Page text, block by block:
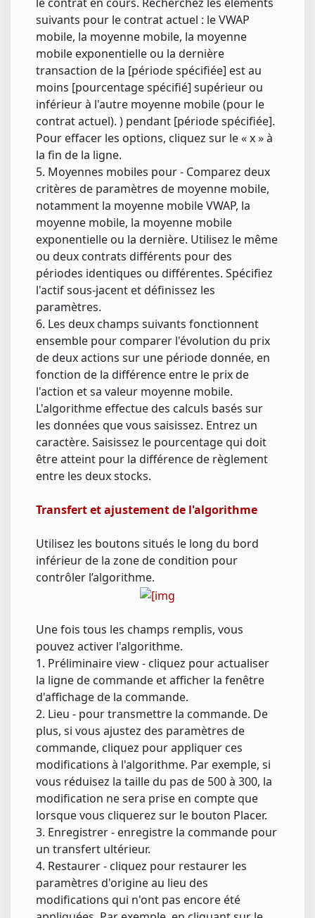
suivants pour le contrat actuel : le VWAP
mobile, la moyenne mobile, la moyenne
mobile exponentielle ou la dernière
transaction de la [période spécifiée] est au
moins [pourcentage spécifié] supérieur ou
inférieur à l'autre moyenne mobile (pour le
contrat actuel). ) pendant [période spécifiée].
Pour effacer les options, cliquez sur le « x » à
la fin de la ligne.
5. Moyennes mobiles pour - Comparez deux
critères de paramètres de moyenne mobile,
notamment la moyenne mobile VWAP, la
moyenne mobile, la moyenne mobile
exponentielle ou la dernière. Utilisez le même
ou deux contrats différents pour des
périodes identiques ou différentes. Spécifiez
l'actif sous-jacent et définissez les
paramètres.
6. Les deux champs suivants fonctionnent
ensemble pour comparer l'évolution du prix
de deux actions sur une période donnée, en
fonction de la différence entre le prix de
l'action et sa valeur moyenne mobile.
L'algorithme effectue des calculs basés sur
les données que vous saisissez. Entrez un
caractère. Saisissez le pourcentage qui doit
être atteint pour la différence de règlement
entre les deux stocks.
Transfert et ajustement de l'algorithme
Utilisez les boutons situés le long du bord
inférieur de la zone de condition pour
contrôler l’algorithme.
Une fois tous les champs remplis, vous
pouvez activer l'algorithme.
1. Préliminaire view - cliquez pour actualiser
la ligne de commande et afficher la fenêtre
d'affichage de la commande.
2. Lieu - pour transmettre la commande. De
plus, si vous ajustez des paramètres de
commande, cliquez pour appliquer ces
modifications à l'algorithme. Par exemple, si
vous réduisez la taille du pas de 500 à 300, la
modification ne sera prise en compte que
lorsque vous cliquerez sur le bouton Placer.
3. Enregistrer - enregistre la commande pour
un transfert ultérieur.
4. Restaurer - cliquez pour restaurer les
paramètres d'origine au lieu des
modifications qui n'ont pas encore été